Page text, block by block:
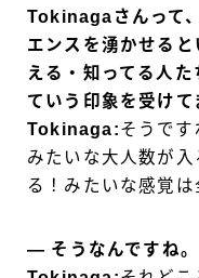
Tokinagaさんって
エンスを湧かせる
える・知ってる人
ていう印象を受けて
Tokinaga:そうで
みたいな大人数が
る！みたいな感覚は
― そうなんですね。